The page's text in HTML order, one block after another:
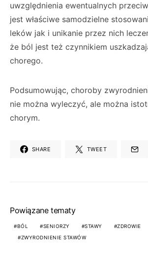
uwzględnienia ewentualnych
jest właściwe samodzielne
leków jak i unikanie przez nich
że ból jest też czynnikiem
chorego.
Podsumowując, choroby
nie można wyleczyć, ale można
chorym.
SHARE TWEET
Powiązane tematy
BÓL SENIORZY STAWY
ZDROWIE
ZWYRODNIENIE STAWÓW